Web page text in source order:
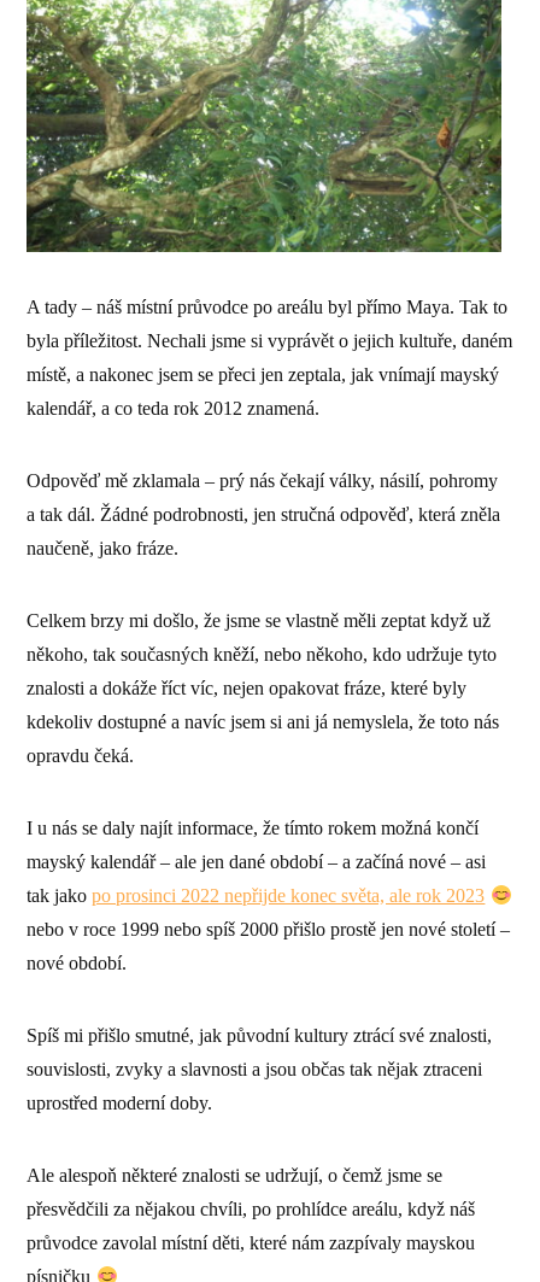
A tady – náš místní průvodce po areálu byl přímo Maya. Tak to
byla příležitost. Nechali jsme si vyprávět o jejich kultuře, daném
místě, a nakonec jsem se přeci jen zeptala, jak vnímají mayský
kalendář, a co teda rok 2012 znamená.
Odpověď mě zklamala – prý nás čekají války, násilí, pohromy
a tak dál. Žádné podrobnosti, jen stručná odpověď, která zněla
naučeně, jako fráze.
Celkem brzy mi došlo, že jsme se vlastně měli zeptat když už
někoho, tak současných kněží, nebo někoho, kdo udržuje tyto
znalosti a dokáže říct víc, nejen opakovat fráze, které byly
kdekoliv dostupné a navíc jsem si ani já nemyslela, že toto nás
opravdu čeká.
I u nás se daly najít informace, že tímto rokem možná končí
mayský kalendář – ale jen dané období – a začíná nové – asi
tak jakopo prosinci 2022 nepřijde konec světa, ale rok 2023
nebo v roce 1999 nebo spíš 2000 přišlo prostě jen nové století –
nové období.
Spíš mi přišlo smutné, jak původní kultury ztrácí své znalosti,
souvislosti, zvyky a slavnosti a jsou občas tak nějak ztraceni
uprostřed moderní doby.
Ale alespoň některé znalosti se udržují, o čemž jsme se
přesvědčili za nějakou chvíli, po prohlídce areálu, když náš
průvodce zavolal místní děti, které nám zazpívaly mayskou
písničku